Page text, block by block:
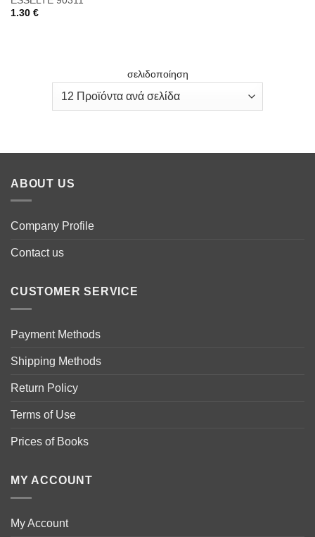
1.30 €
σελιδοποίηση
ABOUT US
Company Profile
Contact us
CUSTOMER SERVICE
Payment Methods
Shipping Methods
Return Policy
Terms of Use
Prices of Books
MY ACCOUNT
My Account